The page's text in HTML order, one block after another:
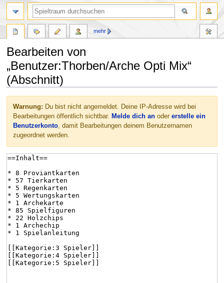
Bearbeiten von
„Benutzer:Thorben/Arche Opti Mix“
(Abschnitt)
Navigation
springen
Suche
springen
Warnung: Du bist nicht angemeldet. Deine IP-Adresse wird bei
Bearbeitungen öffentlich sichtbar.
Melde dich an odererstelle ein
Benutzerkonto , damit Bearbeitungen deinem Benutzernamen
zugeordnet werden.
mehr